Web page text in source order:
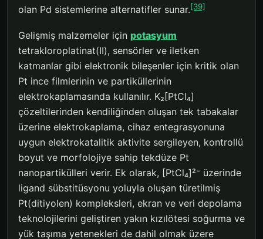
olan Pd sistemlerine alternatifler sunar.[39]
Gelişmiş malzemeler için potasyum
tetrakloroplatinat(II), sensörler ve iletken
katmanlar gibi elektronik bileşenler için kritik olan
Pt ince filmlerinin ve partiküllerinin
elektrokaplamasında kullanılır. K₂[PtCl₄]
çözeltilerinden kendiliğinden oluşan tek tabakalar
üzerine elektrokaplama, cihaz entegrasyonuna
uygun elektrokatalitik aktivite sergileyen, kontrollü
boyut ve morfolojiye sahip tekdüze Pt
nanopartikülleri verir. Ek olarak, [PtCl₄]²⁻ üzerinde
ligand sübstitüsyonu yoluyla oluşan türetilmiş
Pt(ditiyolen) kompleksleri, ekran ve veri depolama
teknolojilerini geliştiren yakın kızılötesi soğurma ve
yük taşıma yetenekleri de dahil olmak üzere